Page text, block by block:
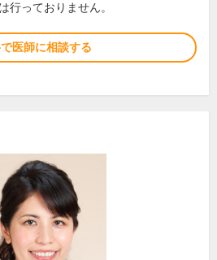
行っておりません。
医師に相談する